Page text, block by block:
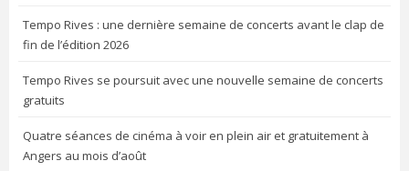
Tempo Rives : une dernière semaine de concerts avant le clap de
fin de l’édition 2026
Tempo Rives se poursuit avec une nouvelle semaine de concerts
gratuits
Quatre séances de cinéma à voir en plein air et gratuitement à
Angers au mois d’août